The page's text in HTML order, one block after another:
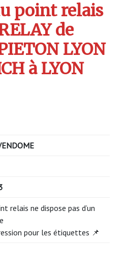
point relais
de
LYON
à LYON
relais ne dispose pas d’un
pour les étiquettes 📌